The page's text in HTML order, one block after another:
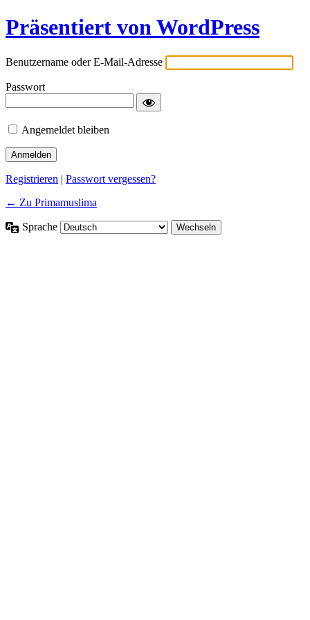
Präsentiert von WordPress
Benutzername oder E-Mail-Adresse
Passwort
Angemeldet bleiben
Registrieren | Passwort vergessen?
← Zu Primamuslima
Sprache